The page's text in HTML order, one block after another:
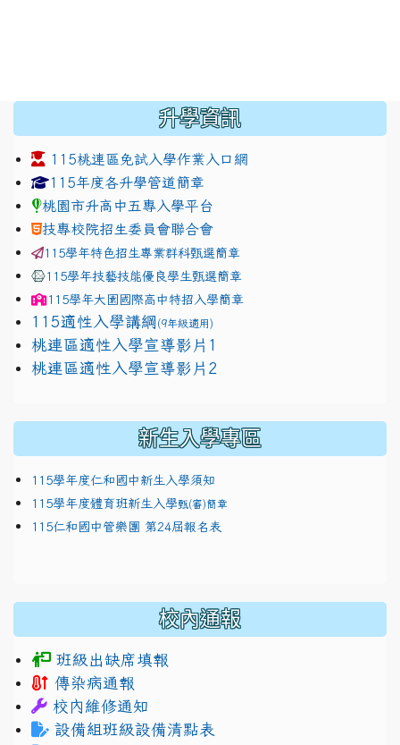
升學資訊
115桃連區免試入學作業入口網
link to https://www.jhjhs.tyc.edu.tw/modules/
115年度各升學管道簡章
桃園市升高中五專入學平台
技專校院招生委員會聯合會
115學年特色招生專業群科甄選簡章
115學年技藝技能優良學生甄選簡章
115學年大園國際高中特招入學簡章
115適性入學講綱 (9年級適用)
link to https://docs.google.com/presentation/d/
桃連區適性入學宣導影片1
link to https://docs.google.com/presentation/d/
桃連區適性入學宣導影片2
新生入學專區
115學年度仁和國中新生入學須知
115學年度體育班新生入學甄(審)簡章
115仁和國中管樂團 第24屆報名表
校內通報
班級出缺席填報
傳染病通報
校內維修通知
設備組班級設備清點表